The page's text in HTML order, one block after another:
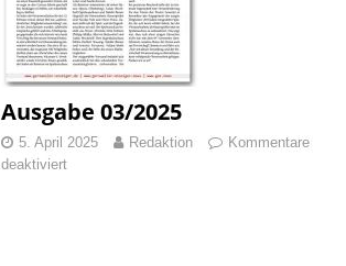
Ausgabe 03/2025
5. April 2025 Redaktion
Kommentare
deaktiviert